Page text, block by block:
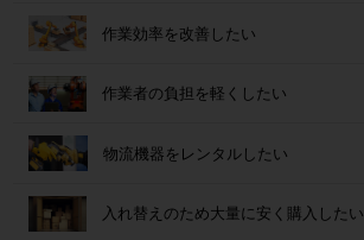
作業効率を改善したい
作業者の負担を軽くしたい
物流機器をレンタルしたい
入れ替えのため大量に安く購入したい